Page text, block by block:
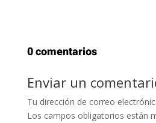
0 comentarios
Enviar un
Tu dirección de correo
Los campos obligatorios están